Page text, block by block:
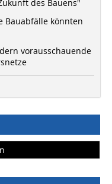
des Bauens"
Bauabfälle könnten
vorausschauende